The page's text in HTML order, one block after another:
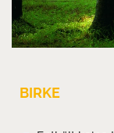
BIRKE